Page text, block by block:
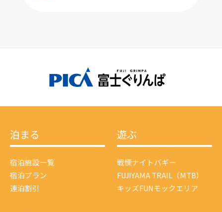
泊まる
宿泊施設一覧
宿泊プラン
連泊割引
遊ぶ
戦慄ナイトバギー
FUJIYAMA TRAIL（MTB）
キッズFUNモックエリア